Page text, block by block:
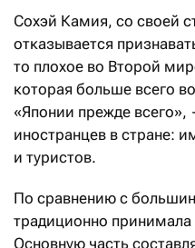
Сохэй Камия, со своей
отказывается
то плохое во Второй
которая больше всего
«Японии прежде
иностранцев в стране:
и туристов.
По сравнению с
традиционно
Основную часть